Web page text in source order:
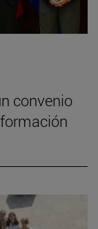
convenio